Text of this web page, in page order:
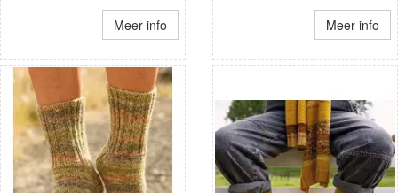
Meer info Meer info